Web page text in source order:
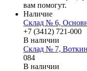
вам помогут.
Наличие
Склад № 6,
+7 (3412) 721-000
В наличии
Склад № 7,
084
В наличии